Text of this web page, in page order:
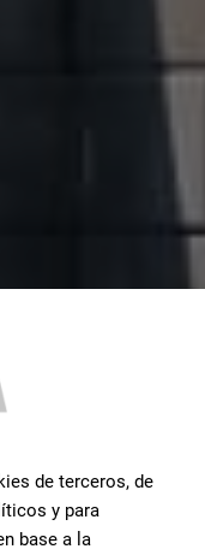
de terceros, de
y para
base a la